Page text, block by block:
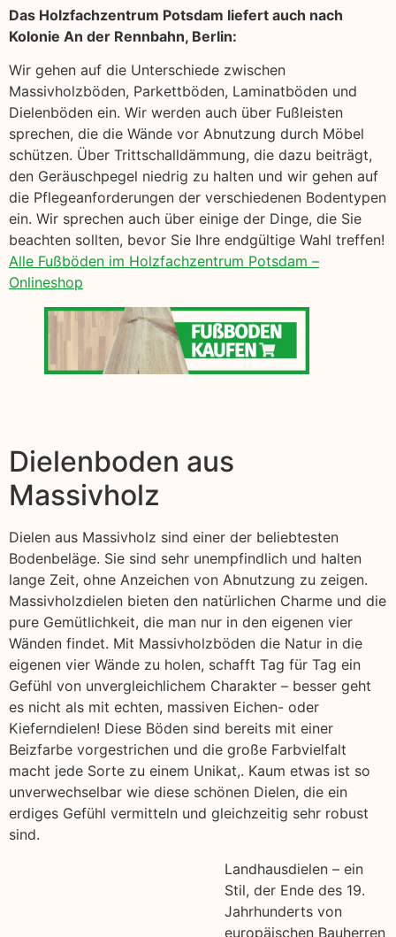
Das Holzfachzentrum Potsdam liefert auch nach
Kolonie An der Rennbahn, Berlin:
Wir gehen auf die Unterschiede zwischen
Massivholzböden, Parkettböden, Laminatböden und
Dielenböden ein. Wir werden auch über Fußleisten
sprechen, die die Wände vor Abnutzung durch Möbel
schützen. Über Trittschalldämmung, die dazu beiträgt,
den Geräuschpegel niedrig zu halten und wir gehen auf
die Pflegeanforderungen der verschiedenen Bodentypen
ein. Wir sprechen auch über einige der Dinge, die Sie
beachten sollten, bevor Sie Ihre endgültige Wahl treffen!
Alle Fußböden im Holzfachzentrum Potsdam –
Onlineshop
Dielenboden aus
Massivholz
Dielen aus Massivholz sind einer der beliebtesten
Bodenbeläge. Sie sind sehr unempfindlich und halten
lange Zeit, ohne Anzeichen von Abnutzung zu zeigen.
Massivholzdielen bieten den natürlichen Charme und die
pure Gemütlichkeit, die man nur in den eigenen vier
Wänden findet. Mit Massivholzböden die Natur in die
eigenen vier Wände zu holen, schafft Tag für Tag ein
Gefühl von unvergleichlichem Charakter – besser geht
es nicht als mit echten, massiven Eichen- oder
Kieferndielen! Diese Böden sind bereits mit einer
Beizfarbe vorgestrichen und die große Farbvielfalt
macht jede Sorte zu einem Unikat,. Kaum etwas ist so
unverwechselbar wie diese schönen Dielen, die ein
erdiges Gefühl vermitteln und gleichzeitig sehr robust
sind.
Landhausdielen – ein
Stil, der Ende des 19.
Jahrhunderts von
europäischen Bauherren